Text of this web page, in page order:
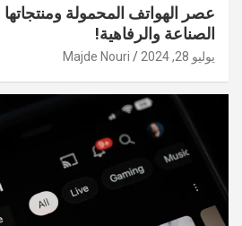
عصر الهواتف المحمولة
الصناعة والرفاهية!
يوليو 28, 2024 Majde Nouri